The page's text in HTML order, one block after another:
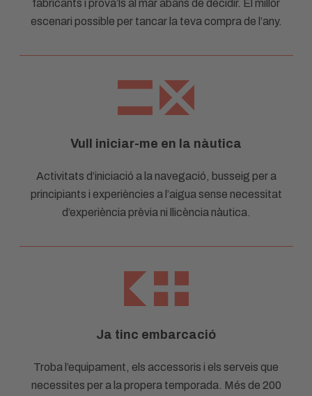
fabricants i prova’ls al mar abans de decidir. El millor
escenari possible per tancar la teva compra de l’any.
Vull iniciar-me en la nàutica
Activitats d’iniciació a la navegació, busseig per a
principiants i experiències a l’aigua sense necessitat
d’experiència prèvia ni llicència nàutica.
Ja tinc embarcació
Troba l’equipament, els accessoris i els serveis que
necessites per a la propera temporada. Més de 200